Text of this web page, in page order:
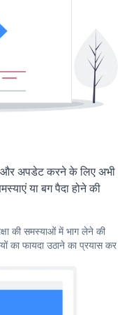
अपडेट करने के लिए अभी
या बग पैदा होने की
की समस्याओं में भाग लेने की
का फायदा उठाने का प्रयास कर